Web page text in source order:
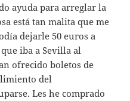
ayuda para arreglar la
está tan malita que me
dejarle 50 euros a
iba a Sevilla al
ofrecido boletos de
del
Les he comprado